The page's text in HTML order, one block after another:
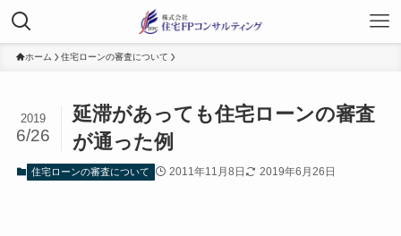
ホーム 住宅ローンの審査について
延滞があっても住宅ローンの審査
が通った例
2019
6/26
住宅ローンの審査について 2011年11月8日 2019年6月26日